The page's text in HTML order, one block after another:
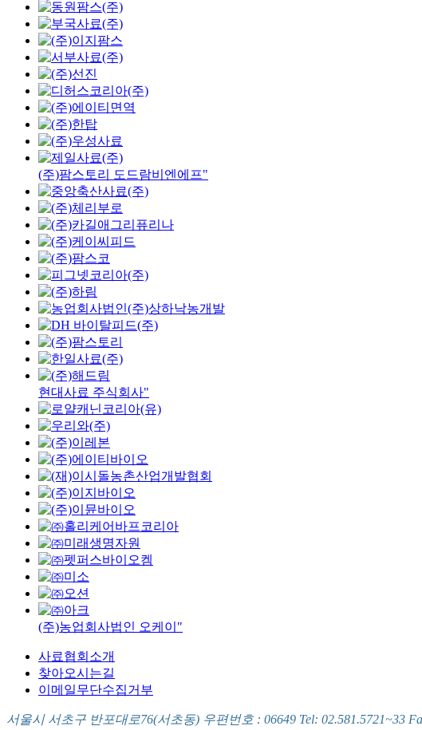
(주)팜스토리 도드람비엔에프"
현대사료 주식회사"
(주)농업회사법인 오케이"
사료협회소개
찾아오시는길
이메일무단수집거부
서울시 서초구 반포대로76(서초동) 우편번호 : 06649 Tel: 02.581.5721~33